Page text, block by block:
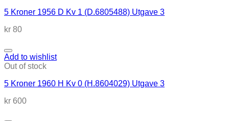
5 Kroner 1956 D Kv 1 (D.6805488) Utgave 3
kr 80
Add to wishlist
Out of stock
5 Kroner 1960 H Kv 0 (H.8604029) Utgave 3
kr 600